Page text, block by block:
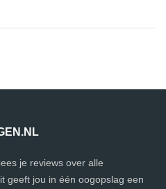
je reviews over alle
geeft jou in één oogopslag een